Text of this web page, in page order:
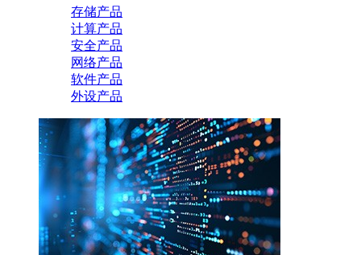
存储产品
计算产品
安全产品
网络产品
软件产品
外设产品